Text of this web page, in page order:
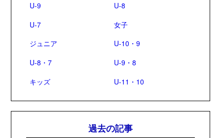
U-9
U-8
U-7
女子
ジュニア
U-10・9
U-8・7
U-9・8
キッズ
U-11・10
過去の記事